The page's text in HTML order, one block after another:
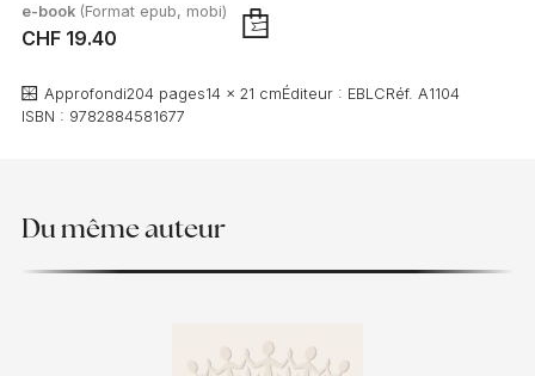
e-book (Format epub, mobi)
CHF 19.40
Approfondi204 pages14 x 21 cmÉditeur : EBLCRéf.A1104
ISBN : 9782884581677
Du même auteur